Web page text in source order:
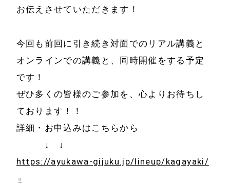
ホーム
代表プロフィール
サービス
事例と実績
導入企業一覧
メディア掲載
会社情報
会社概要
づく表示
メールマガジン
お問い合わせ
お伝えさせていただきます！
今回も前回に引き続き対面でのリアル講義と
オンラインでの講義と、同時開催をする予定
です！
ぜひ多くの皆様のご参加を、心よりお待ちし
ております！！
詳細・お申込みはこちらから
↓ ↓
https://ayukawa-gijuku.jp/lineup/kagayaki/